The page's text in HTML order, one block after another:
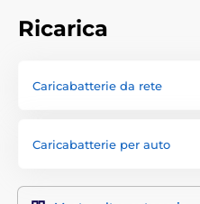
Ricarica
Caricabatterie da rete
Caricabatterie per auto